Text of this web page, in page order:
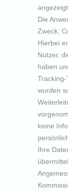
angezeigt.
Die
Zweck,
Hierbei
Nutzer,
haben
wurden
keine
Ihre